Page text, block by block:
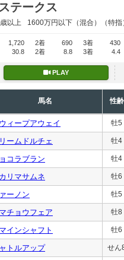
テークス
以上 1600万円以下 （混合）（特指
1,720 2着 690 3着
430
30.8 2着 8.8 3着 4.4
PLAY
馬名 性齢
ィープアウェイ 牡5
ームドルチェ 牡4
コラブラン 牡4
リマサムネ 牡6
ーノン 牡5
チョウフェア 牡8
インシャフト 牡6
トルアップ せん